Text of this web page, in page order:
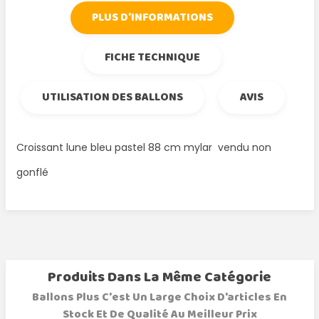
PLUS D'INFORMATIONS
FICHE TECHNIQUE
UTILISATION DES BALLONS
AVIS
Croissant lune bleu pastel 88 cm mylar vendu non
gonflé
Produits Dans La Même Catégorie
Ballons Plus C'est Un Large Choix D'articles En
Stock Et De Qualité Au Meilleur Prix